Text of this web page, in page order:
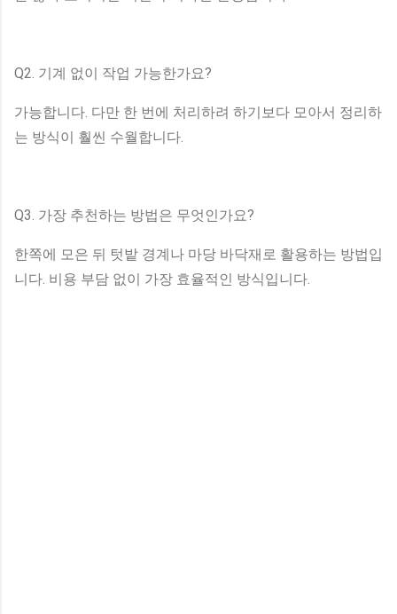
Q2. 기계 없이 작업 가능한가요?
가능합니다. 다만 한 번에 처리하려 하기보다 모아서 정리하
는 방식이 훨씬 수월합니다.
Q3. 가장 추천하는 방법은 무엇인가요?
한쪽에 모은 뒤 텃밭 경계나 마당 바닥재로 활용하는 방법입
니다. 비용 부담 없이 가장 효율적인 방식입니다.